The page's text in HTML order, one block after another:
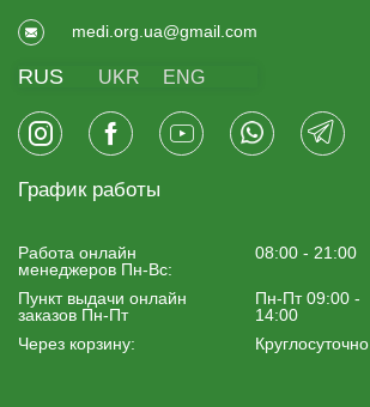
medi.org.ua@gmail.com
RUS UKR ENG
График работы
Работа онлайн
менеджеров Пн-Вс:
08:00 - 21:00
Пункт выдачи онлайн
заказов Пн-Пт
Пн-Пт 09:00 -
14:00
Через корзину:
Круглосуточно